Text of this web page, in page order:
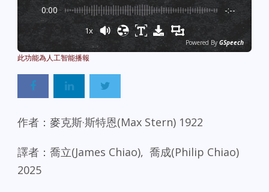
0:00 -:--
1x
Powered By GSpeech
作者：麥克斯·斯特恩(Max Stern) 1922
譯者：喬立(James Chiao), 喬成(Philip Chiao)
2025